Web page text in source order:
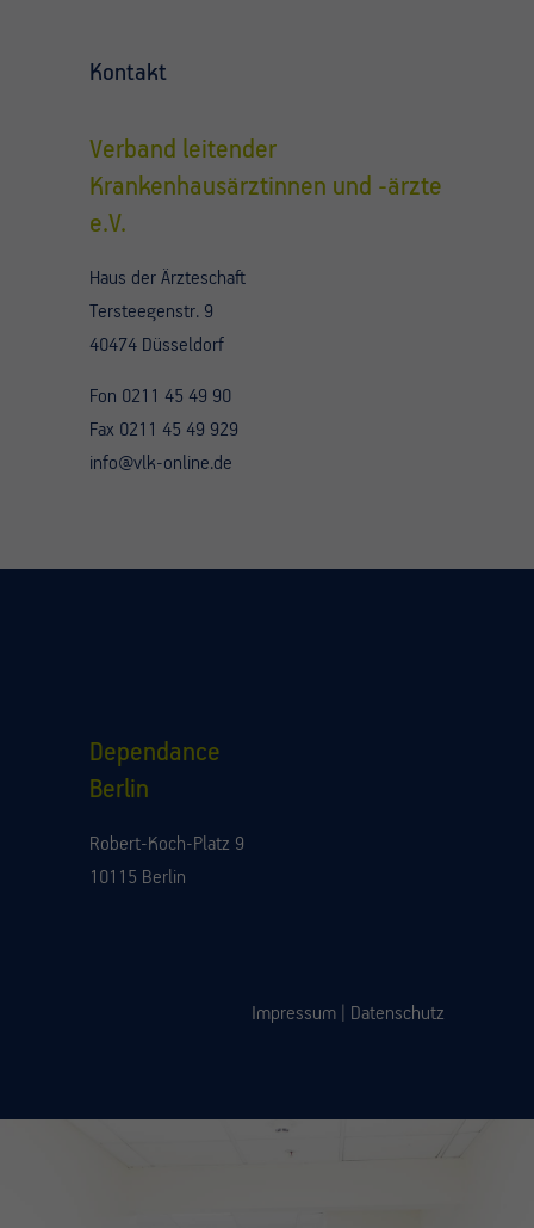
Kontakt
Verband leitender
Krankenhausärztinnen und -ärzte
e.V.
Haus der Ärzteschaft
Tersteegenstr. 9
40474 Düsseldorf
Fon 0211 45 49 90
Fax 0211 45 49 929
info@vlk-online.de
Dependance
Berlin
Robert-Koch-Platz 9
10115 Berlin
Impressum Datenschutz